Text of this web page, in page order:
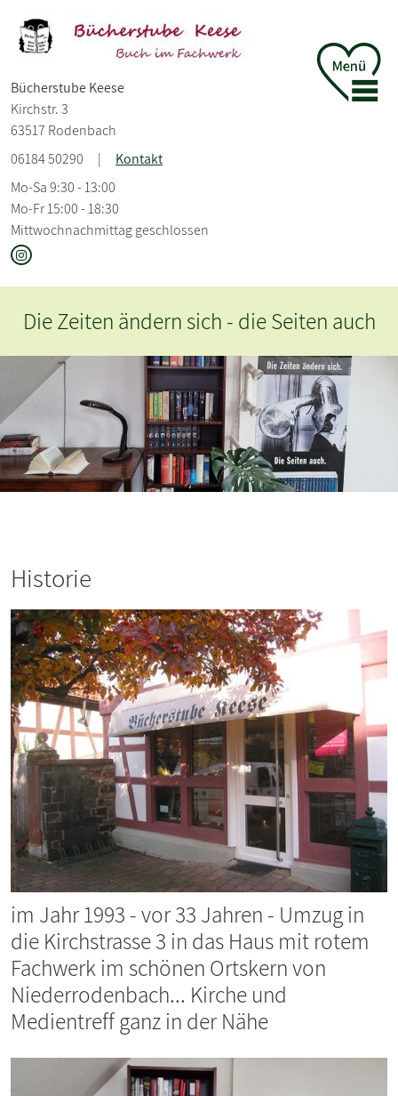
Bücherstube Keese
Kirchstr. 3
63517 Rodenbach
06184 50290
|
Kontakt
Mo-Sa 9:30 - 13:00
Mo-Fr 15:00 - 18:30
Mittwochnachmittag geschlossen
Die Zeiten ändern sich - die Seiten auch
Historie
im Jahr 1993 - vor 33 Jahren - Umzug in
die Kirchstrasse 3 in das Haus mit rotem
Fachwerk im schönen Ortskern von
Niederrodenbach... Kirche und
Medientreff ganz in der Nähe